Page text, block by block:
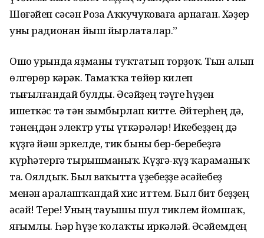
Шөғәйеп сәсән Роза Аҡкучуковаға арнаған. Хәҙер
уны радионан йыш йырлаталар.”
Ошо урында яҙманы туҡтатып торҙоҡ. Тын алып
өлгөрөр кәрәк. Тамаҡҡа төйөр килеп
тығылғандай булды. Әсәйҙең тәүге һүҙен
ишеткәс тә тән зымбырлап китте. Әйтерһең дә,
тәнеңдән электр уты үткәрәләр! Икебеҙҙең дә
күҙгә йәш эркелде, тик быны бер-беребеҙгә
күрһәтергә тырышманыҡ. Күҙгә-күҙ ҡараманыҡ
та. Оялдыҡ. Был ваҡытта үҙебеҙҙе әсәйебеҙ
менән аралашҡандай хис иттем. Был бит беҙҙең
әсәй! Тере! Уның тауышы шул тиклем йомшаҡ,
яғымлы. Һәр һүҙе ҡолаҡты иркәләй. Әсәйемдең